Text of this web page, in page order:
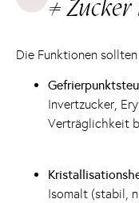
≠
Die Funktionen
Invertzucker,
Verträglichkeit
Isomalt (stabil,